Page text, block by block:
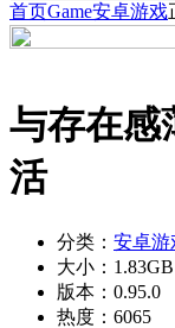
首页Game安卓游戏
与存在感
活
分类： 安卓游
大小： 1.83GB
版本： 0.95.0
热度： 6065